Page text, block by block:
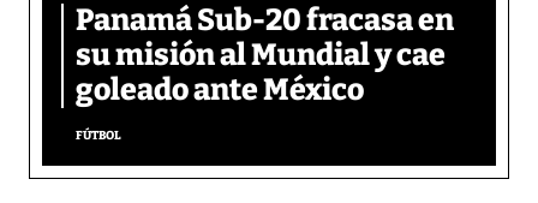
Panamá Sub-20 fracasa en
su misión al Mundial y cae
goleado ante México
FÚTBOL